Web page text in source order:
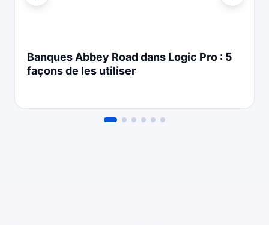
Banques Abbey Road dans Logic Pro : 5
façons de les utiliser